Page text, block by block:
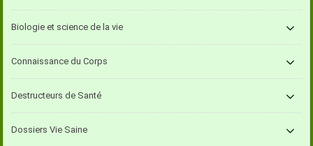
Biologie et science de la vie
Connaissance du Corps
Destructeurs de Santé
Dossiers Vie Saine